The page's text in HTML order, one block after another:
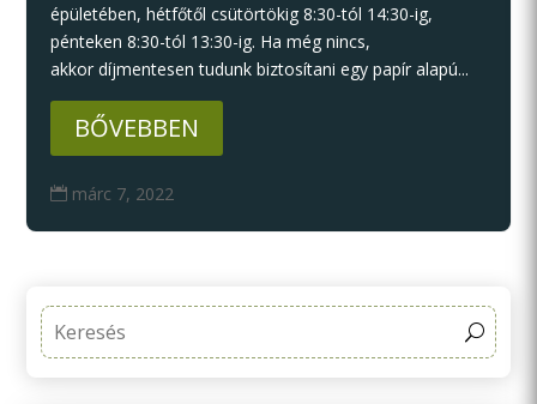
épületében, hétfőtől csütörtökig 8:30-tól 14:30-ig,
pénteken 8:30-tól 13:30-ig. Ha még nincs,
akkor díjmentesen tudunk biztosítani egy papír alapú...
BŐVEBBEN
 márc 7, 2022